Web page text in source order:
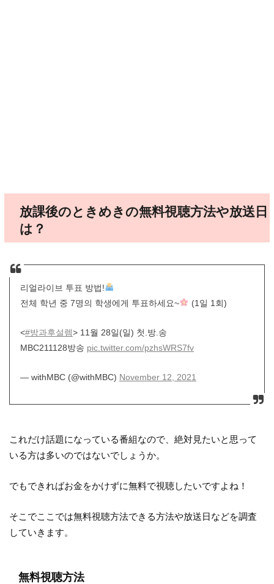
放課後のときめきの無料視聴方法や放送日
は？
리얼라이브 투표 방법!
전체 학년 중 7명의 학생에게 투표하세요~
(1일 1회)
<#방과후설렘> 11월 28일(일) 첫.방.송
MBC211128방송 pic.twitter.com/pzhsWRS7fv
— withMBC (@withMBC) November 12, 2021
これだけ話題になっている番組なので、絶対見たいと思って
いる方は多いのではないでしょうか。
でもできればお金をかけずに無料で視聴したいですよね！
そこでここでは無料視聴方法できる方法や放送日などを調査
していきます。
無料視聴方法